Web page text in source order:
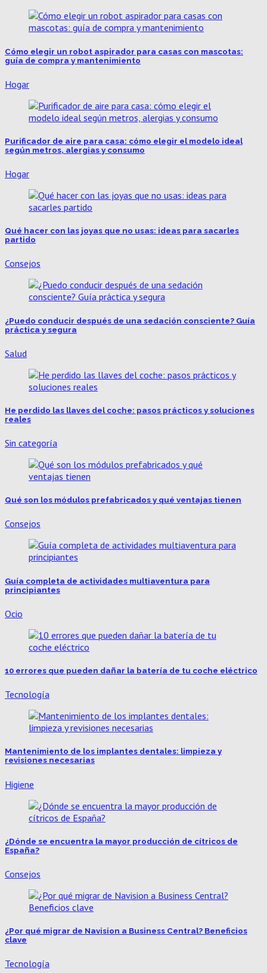
Cómo elegir un robot aspirador para casas con mascotas:
guía de compra y mantenimiento
Hogar
Purificador de aire para casa: cómo elegir el modelo ideal
según metros, alergias y consumo
Hogar
Qué hacer con las joyas que no usas: ideas para sacarles
partido
Consejos
¿Puedo conducir después de una sedación consciente? Guía
práctica y segura
Salud
He perdido las llaves del coche: pasos prácticos y soluciones
reales
Sin categoría
Qué son los módulos prefabricados y qué ventajas tienen
Consejos
Guía completa de actividades multiaventura para
principiantes
Ocio
10 errores que pueden dañar la batería de tu coche eléctrico
Tecnología
Mantenimiento de los implantes dentales: limpieza y
revisiones necesarias
Higiene
¿Dónde se encuentra la mayor producción de cítricos de
España?
Consejos
¿Por qué migrar de Navision a Business Central? Beneficios
clave
Tecnología